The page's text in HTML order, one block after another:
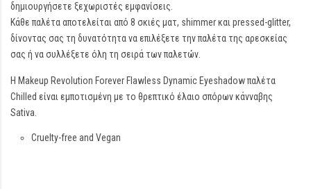
δημιουργήσετε ξεχωριστές εμφανίσεις.
Κάθε παλέτα αποτελείται από 8 σκιές ματ, shimmer και pressed-glitter,
δίνοντας σας τη δυνατότητα να επιλέξετε την παλέτα της αρεσκείας
σας ή να συλλέξετε όλη τη σειρά των παλετών.
Η Makeup Revolution Forever Flawless Dynamic Eyeshadow παλέτα
Chilled είναι εμποτισμένη με το θρεπτικό έλαιο σπόρων κάνvαβης
Satiνa.
Cruelty-free and Vegan